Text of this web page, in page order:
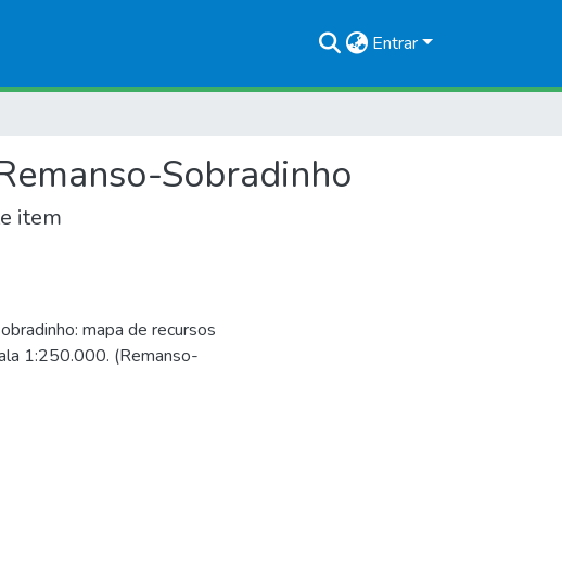
Entrar
Sobradinho
item
mapa de recursos
1:250.000. (Remanso-